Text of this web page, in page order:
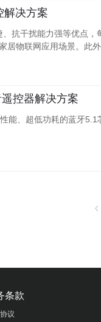
解决方案
抗干扰能力强等优点
居物联网应用场景。此
控器解决方案
能、超低功耗的蓝牙
条款
议